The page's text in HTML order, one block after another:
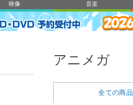
映像 音楽
アニメガ
全ての商品